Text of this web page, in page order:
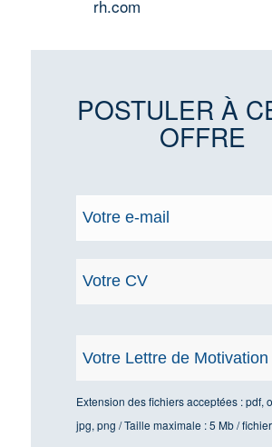
rh.com
POSTULER À
OFFRE
Extension des fichiers acceptées : pdf,
jpg, png / Taille maximale : 5 Mb / fichier